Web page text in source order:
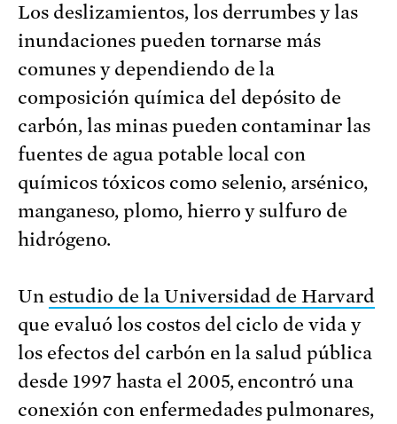
Los deslizamientos, los derrumbes y las
inundaciones pueden tornarse más
comunes y dependiendo de la
composición química del depósito de
carbón, las minas pueden contaminar las
fuentes de agua potable local con
químicos tóxicos como selenio, arsénico,
manganeso, plomo, hierro y sulfuro de
hidrógeno.
Un estudio de la Universidad de Harvard
que evaluó los costos del ciclo de vida y
los efectos del carbón en la salud pública
desde 1997 hasta el 2005, encontró una
conexión con enfermedades pulmonares,